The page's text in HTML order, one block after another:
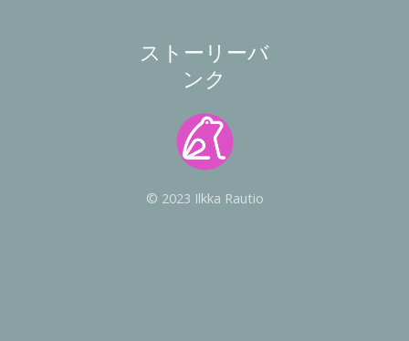
ストーリーバ
ンク
© 2023 Ilkka Rautio